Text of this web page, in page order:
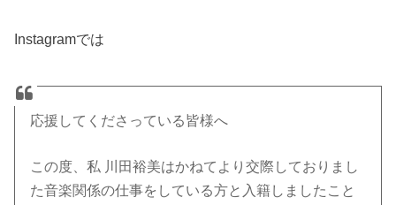
Instagramでは
応援してくださっている皆様へ
この度、私 川田裕美はかねてより交際しておりまし
た音楽関係の仕事をしている方と入籍しましたこと